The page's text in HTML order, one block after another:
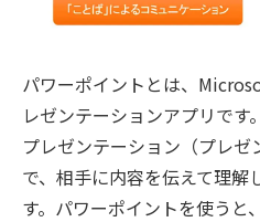
パワーポイントとは、
レゼンテーションアプリです。
プレゼンテーション（プレゼ
で、相手に内容を伝えて理解
す。パワーポイントを使うと